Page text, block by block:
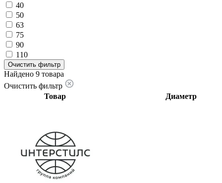
40
50
63
75
90
110
Очистить фильтр
Найдено 9 товара
Очистить фильтр
Товар
Диаметр